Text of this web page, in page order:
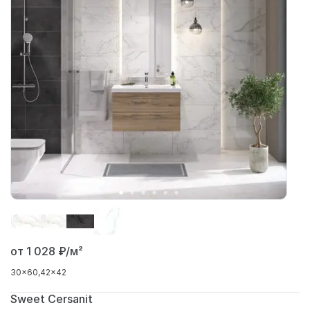
от 1 028 ₽/м²
30x60 42x42
Sweet Cersanit